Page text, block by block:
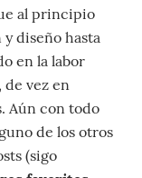
al principio
diseño hasta
en la labor
de vez en
Aún con todo
de los otros
(sigo